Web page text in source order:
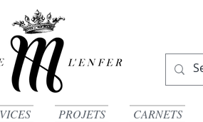
PROJETS CARNETS